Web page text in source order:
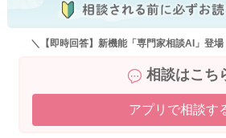
＼【即時回答】新機能「専門家相談AI」登
相談はこち
アプリで相談す